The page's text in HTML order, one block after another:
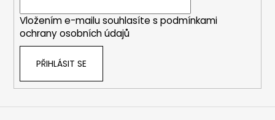
Vložením e-mailu souhlasíte s podmínkami
ochrany osobních údajů
PŘIHLÁSIT SE